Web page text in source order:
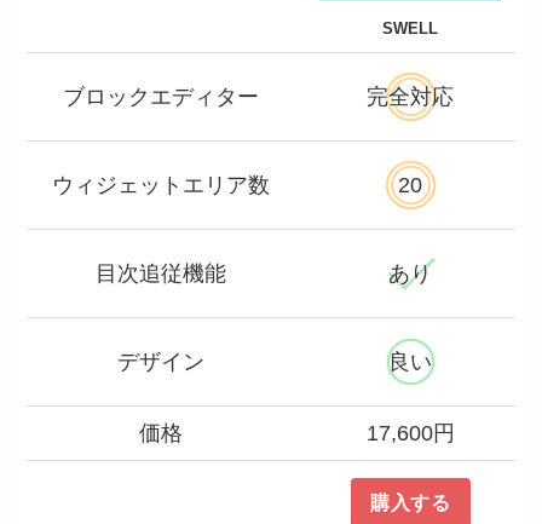
SWELL
ブロックエディター 完全対応
ウィジェットエリア数 20
目次追従機能 あり
デザイン 良い
価格 17,600円
購入する